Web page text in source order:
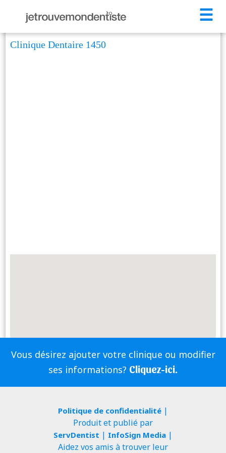
☰
Clinique Dentaire 1450
Vous désirez ajouter votre clinique ou modifier
ses informations? Cliquez-ici.
Politique de confidentialité|
Produit et publié par
ServDentist | InfoSign Media|
Aidez vos amis à trouver leur